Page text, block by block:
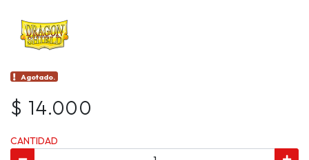
Agotado.
$ 14.000
CANTIDAD